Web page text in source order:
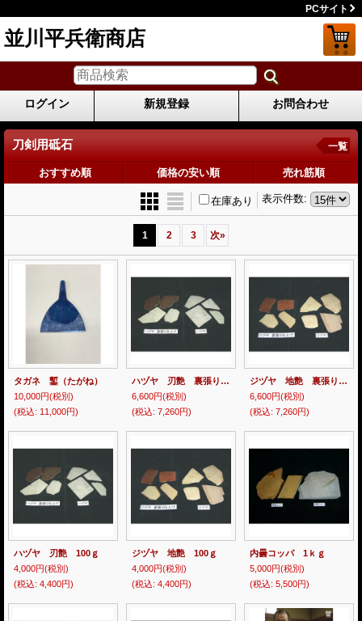
PCサイト
並川平兵衛商店
ログイン 新規登録 お問合わせ
刀剣用砥石 一覧
おすすめ順 価格の安い順 売れ筋順
表示件数:
在庫あり
1 2 3 次»
タガネ 鏨（たがね）
10,000円(税別)
(税込: 11,000円)
ハヅヤ 刃艶 裏張り 仕上げ 100ｇ
6,600円(税別)
(税込: 7,260円)
ジヅヤ 地艶 裏張り 仕上げ 100ｇ
6,600円(税別)
(税込: 7,260円)
ハヅヤ 刃艶 100ｇ
4,000円(税別)
(税込: 4,400円)
ジヅヤ 地艶 100ｇ
4,000円(税別)
(税込: 4,400円)
内曇コッパ 1ｋｇ
5,000円(税別)
(税込: 5,500円)